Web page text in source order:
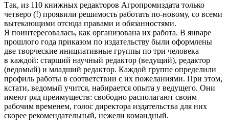
Так, из 110 книжных редакторов Агропромиздата только
четверо (!) проявили решимость работать по-новому, со всеми
вытекающими отсюда правами и обязанностями.
Я поинтересовалась, как организована их работа. В январе
прошлого года приказом по издательству были оформлены
две творческие инициативные группы по три человека
в каждой: старший научный редактор (ведущий), редактор
(ведомый) и младший редактор. Каждой группе определили
профиль работы в соответствии с их пожеланиями. При этом,
кстати, ведомый учится, набирается опыта у ведущего. Они
имеют ряд преимуществ: свободно располагают своим
рабочим временем, голос директора издательства для них
скорее рекомендательный, нежели командный.